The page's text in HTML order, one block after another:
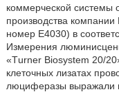
коммерческой системы
производства
номер Е4030) в
Измерения
«Тurner Biosystem 20/
клеточных лизатах
люциферазы выражали